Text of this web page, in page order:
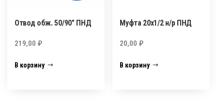
Отвод обж. 50/90″ ПНД
219,00 ₽
В корзину
Муфта 20х1/2 н/р ПНД
20,00₽
В корзину